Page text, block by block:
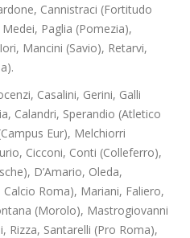
Cannistraci (Fortitudo
Paglia (Pomezia),
Mancini (Savio), Retarvi,
Casalini, Gerini, Galli
Calandri, Sperandio (Atletico
Eur), Melchiorri
Cicconi, Conti (Colleferro),
D’Amario, Oleda,
Roma), Mariani, Faliero,
(Morolo), Mastrogiovanni
Rizza, Santarelli (Pro Roma),